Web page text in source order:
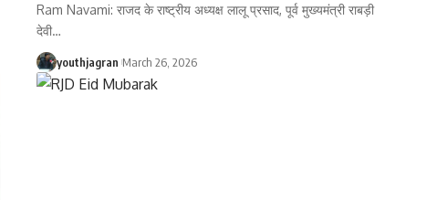
Ram Navami: राजद के राष्ट्रीय अध्यक्ष लालू प्रसाद, पूर्व मुख्यमंत्री राबड़ी
देवी…
youthjagran March 26, 2026